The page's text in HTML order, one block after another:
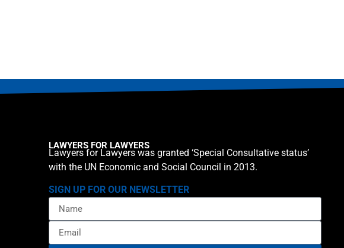
LAWYERS FOR LAWYERS
Lawyers for Lawyers was granted ‘Special Consultative status’
with the UN Economic and Social Council in 2013.
SIGN UP FOR OUR NEWSLETTER